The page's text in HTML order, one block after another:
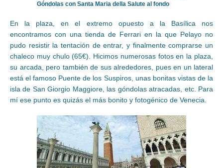
Góndolas con Santa Maria della Salute al fondo
En la plaza, en el extremo opuesto a la Basílica nos
encontramos con una tienda de Ferrari en la que Pelayo no
pudo resistir la tentación de entrar, y finalmente comprarse un
chaleco muy chulo (65€). Hicimos numerosas fotos en la plaza,
su arcada, pero también de sus alrededores, pues en un lateral
está el famoso Puente de los Suspiros, unas bonitas vistas de la
isla de San Giorgio Maggiore, las góndolas atracadas, etc. Para
mí ese punto es quizás el más bonito y fotogénico de Venecia.